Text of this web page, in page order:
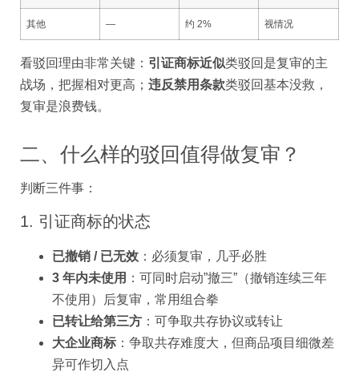
其他 — 约 2% 视情况
看驳回理由非常关键： 引证商标近似类驳回是复审的主
战场，把握相对更高； 违反禁用条款类驳回基本没救，
复审是浪费钱。
二、什么样的驳回值得做复审？
判断三件事：
1. 引证商标的状态
已撤销 / 已无效 ：必须复审，几乎必胜
3 年内未使用 ：可同时启动”撤三”（撤销连续三年
不使用）后复审，常用组合拳
已转让给第三方 ：可争取共存协议或转让
大企业商标 ：争取共存难度大，但商品项目细微差
异可作切入点